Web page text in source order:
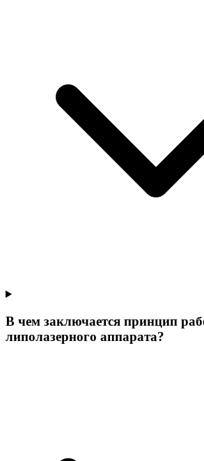
В чем заключается принцип
липолазерного аппарата?